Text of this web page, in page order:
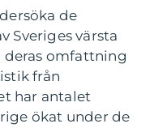
de
Sveriges värsta
omfattning
från
har antalet
ökat under de